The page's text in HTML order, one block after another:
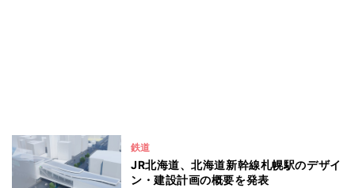
鉄道
JR北海道、北海道新幹線札幌駅のデザイ
ン・建設計画の概要を発表